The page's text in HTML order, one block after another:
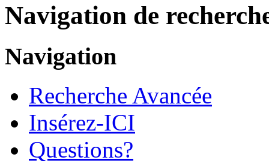
Navigation de
Navigation
Recherche Avancée
Insérez-ICI
Questions?